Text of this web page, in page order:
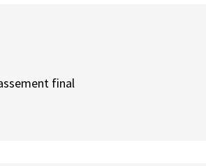
final